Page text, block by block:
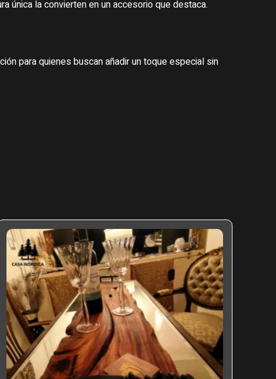
única la convierten en un accesorio que destaca.
para quienes buscan añadir un toque especial sin